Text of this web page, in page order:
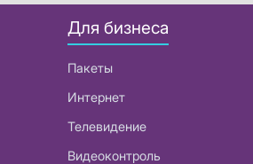
Для бизнеса
Пакеты
Интернет
Телевидение
Видеоконтроль